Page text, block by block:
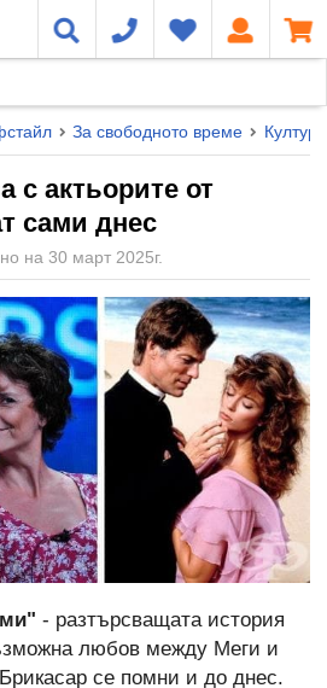
За свободното време
с актьорите от
сами днес
на 30 март 2025г.
- разтърсващата история
любов между Меги и
се помни и до днес.